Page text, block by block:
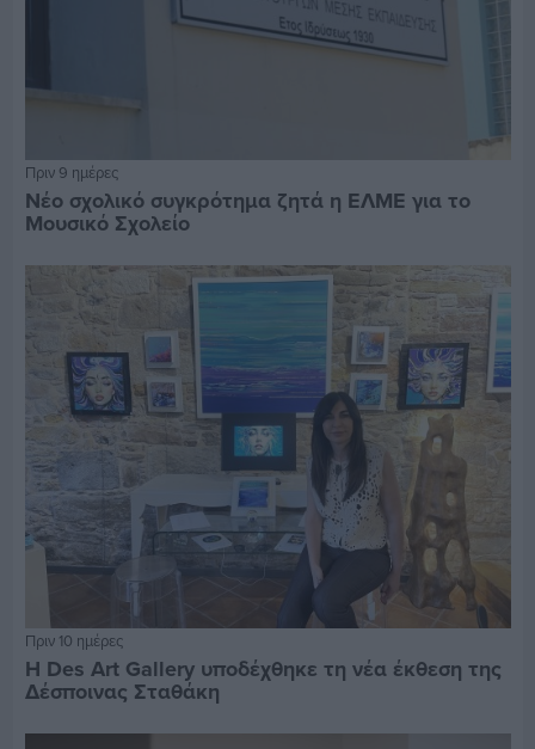
Πριν 9 ημέρες
Νέο σχολικό συγκρότημα ζητά η ΕΛΜΕ για το
Μουσικό Σχολείο
Πριν 10 ημέρες
Η Des Art Gallery υποδέχθηκε τη νέα έκθεση της
Δέσποινας Σταθάκη